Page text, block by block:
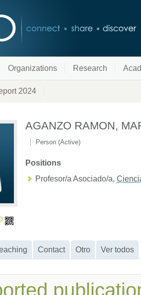
Organizations Research
2024
AGANZO RAMON,
Person (Active)
Positions
Profesor/a Asociado/a,
Contact Otro Ver todos